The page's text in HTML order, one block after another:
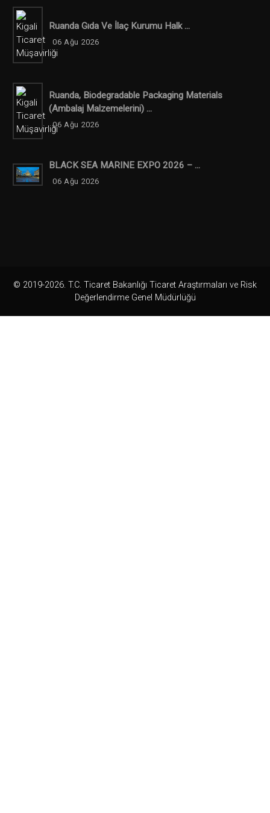
Ruanda Gıda Ve İlaç Kurumu Halk ...
06 Ağu 2026
Ruanda, Biodegradable Packaging Materials
(ambalaj Malzemelerini) ...
06 Ağu 2026
BLACK SEA MARINE EXPO 2026 – ...
06 Ağu 2026
© 2019-2026. T.C. Ticaret Bakanlığı Ticaret Araştırmaları ve Risk
Değerlendirme Genel Müdürlüğü